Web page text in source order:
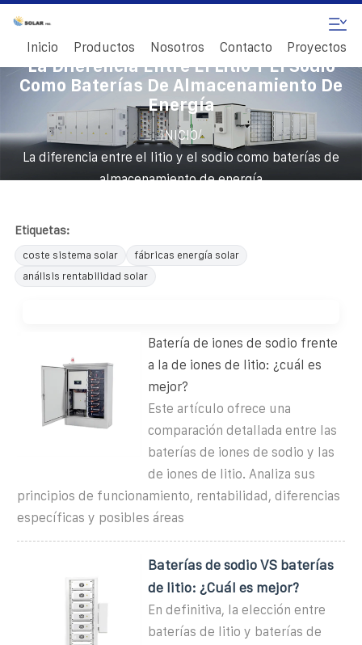
Inicio Productos Nosotros Contacto Proyectos
La Diferencia Entre El Litio Y El Sodio
Como Baterías De Almacenamiento De
Energía
INICIO/
La diferencia entre el litio y el sodio como baterías de
almacenamiento de energía
Etiquetas:
coste sistema solar
fábricas energía solar
análisis rentabilidad solar
Batería de iones de sodio frente
a la de iones de litio: ¿cuál es
mejor?
Este artículo ofrece una
comparación detallada entre las
baterías de iones de sodio y las
de iones de litio. Analiza sus
principios de funcionamiento, rentabilidad, diferencias
específicas y posibles áreas
Baterías de sodio VS baterías
de litio: ¿Cuál es mejor?
En definitiva, la elección entre
baterías de litio y baterías de